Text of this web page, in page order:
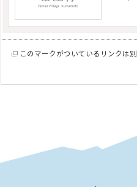
このマークがついているリンクは